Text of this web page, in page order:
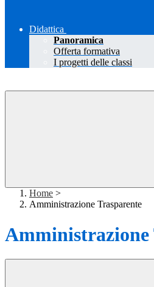
Didattica
Panoramica
Offerta formativa
I progetti delle classi
Home >
Amministrazione Trasparente
Amministrazione